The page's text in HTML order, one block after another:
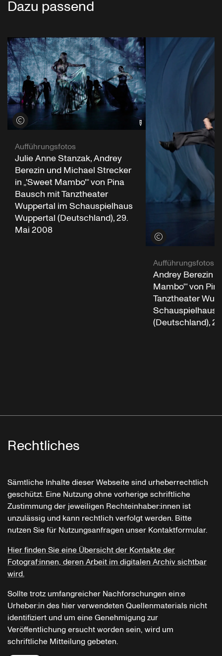
Dazu passend
Credits öffnen
Aufführungsfotos
Julie Anne Stanzak, Andrey
Berezin und Michael Strecker
in „'Sweet Mambo'“ von Pina
Bausch mit Tanztheater
Wuppertal im Schauspielhaus
Wuppertal (Deutschland), 29.
Mai 2008
Credits öffnen
Aufführungsfotos
Andrey Berezin
Mambo'“ von
Tanztheater
Schauspielhaus
(Deutschland),
Rechtliches
Sämtliche Inhalte dieser Webseite sind urheberrechtlich
geschützt. Eine Nutzung ohne vorherige schriftliche
Zustimmung der jeweiligen Rechteinhaber:innen ist
unzulässig und kann rechtlich verfolgt werden. Bitte
nutzen Sie für Nutzungsanfragen unser Kontaktformular.
Hier finden Sie eine Übersicht der Kontakte der
Fotograf:innen, deren Arbeit im digitalen Archiv sichtbar
wird.
Sollte trotz umfangreicher Nachforschungen ein:e
Urheber:in des hier verwendeten Quellenmaterials nicht
identifiziert und um eine Genehmigung zur
Veröffentlichung ersucht worden sein, wird um
schriftliche Mitteilung gebeten.